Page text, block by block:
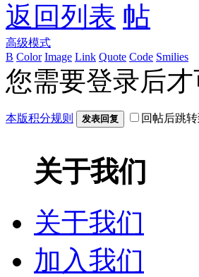
返回列表
高级模式
B Color Image Link Quote Code Smilies
您需要登录后
本版积分规则 发表回复 回帖后跳
关于我们
关于我们
加入我们